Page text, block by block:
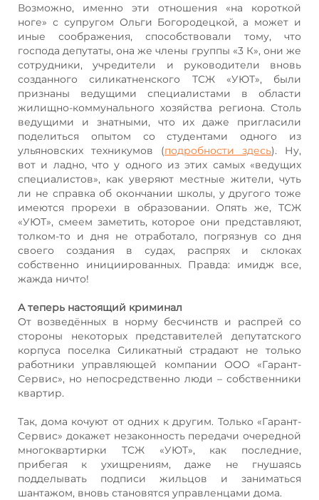
Возможно, именно эти отношения «на короткой
ноге» с супругом Ольги Богородецкой, а может и
иные соображения, способствовали тому, что
господа депутаты, она же члены группы «3 К», они же
сотрудники, учредители и руководители вновь
созданного силикатненского ТСЖ «УЮТ», были
признаны ведущими специалистами в области
жилищно-коммунального хозяйства региона. Столь
ведущими и знатными, что их даже пригласили
поделиться опытом со студентами одного из
ульяновских техникумов (подробности здесь). Ну,
вот и ладно, что у одного из этих самых «ведущих
специалистов», как уверяют местные жители, чуть
ли не справка об окончании школы, у другого тоже
имеются прорехи в образовании. Опять же, ТСЖ
«УЮТ», смеем заметить, которое они представляют,
толком-то и дня не отработало, погрязнув со дня
своего создания в судах, распрях и склоках
собственно инициированных. Правда: имидж все,
жажда ничто!
А теперь настоящий криминал
От возведённых в норму бесчинств и распрей со
стороны некоторых представителей депутатского
корпуса поселка Силикатный страдают не только
работники управляющей компании ООО «Гарант-
Сервис», но непосредственно люди – собственники
квартир.
Так, дома кочуют от одних к другим. Только «Гарант-
Сервис» докажет незаконность передачи очередной
многоквартирки ТСЖ «УЮТ», как последние,
прибегая к ухищрениям, даже не гнушаясь
подделывать подписи жильцов и заниматься
шантажом, вновь становятся управленцами дома.